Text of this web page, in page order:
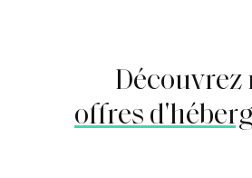
Découvrez
offres